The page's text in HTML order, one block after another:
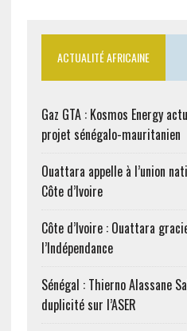
ACTUALITÉ AFRICAINE
Gaz GTA : Kosmos Energy
projet sénégalo-mauritanien
Ouattara appelle à l’union
Côte d’Ivoire
Côte d’Ivoire : Ouattara
l’Indépendance
Sénégal : Thierno Alassane
duplicité sur l’ASER